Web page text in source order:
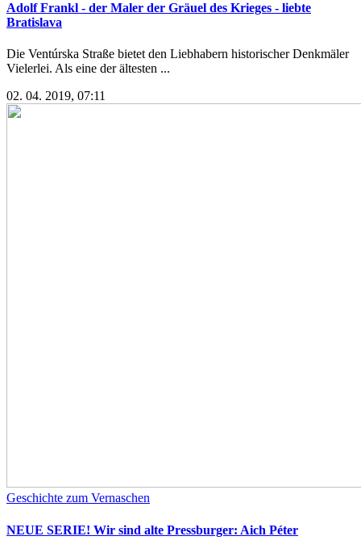
Adolf Frankl - der Maler der Gräuel des Krieges - liebte
Bratislava
Die Ventúrska Straße bietet den Liebhabern historischer Denkmäler
Vielerlei. Als eine der ältesten ...
02. 04. 2019, 07:11
Geschichte zum Vernaschen
NEUE SERIE! Wir sind alte Pressburger: Aich Péter